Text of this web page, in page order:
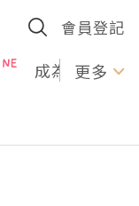
會員登記
成為U更多